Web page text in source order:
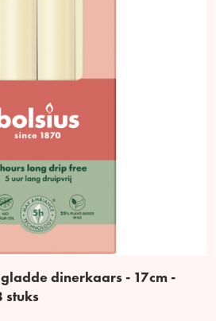
gladde dinerkaars - 17cm -
stuks